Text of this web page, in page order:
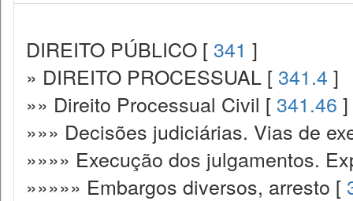
DIREITO PÚBLICO [ 341 ]
» DIREITO PROCESSUAL [ 341.4 ]
»» Direito Processual Civil [ 341.46 ]
»»» Decisões judiciárias. Vias de
»»»» Execução dos julgamentos.
»»»»» Embargos diversos, arresto [